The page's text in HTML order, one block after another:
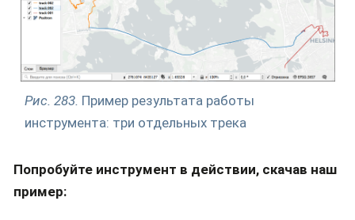
Рис. 283. Пример результата работы
инструмента: три отдельных трека
Попробуйте инструмент в действии, скачав наш
пример: